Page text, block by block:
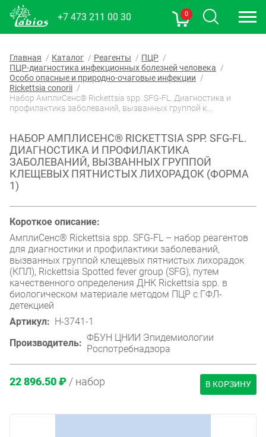
+7 473 211 00 30 0
Главная Каталог Реагенты
ПЦР
ПЦР-диагностика инфекционных болезней человека
Особо опасные и природно-очаговые инфекции
Rickettsia conorii
Набор АмплиСенс® Rickettsia spp. SFG-FL. Диагностика и
профилактика заболеваний, вызванных группой к...
НАБОР АМПЛИСЕНС® RICKETTSIA SPP. SFG-FL.
ДИАГНОСТИКА И ПРОФИЛАКТИКА
ЗАБОЛЕВАНИЙ, ВЫЗВАННЫХ ГРУППОЙ
КЛЕЩЕВЫХ ПЯТНИСТЫХ ЛИХОРАДОК (ФОРМА
1)
Короткое описание:
АмплиСенс® Rickettsia spp. SFG-FL – набор реагентов
для диагностики и профилактики заболеваний,
вызванных группой клещевых пятнистых лихорадок
(КПЛ), Rickettsia Spotted fever group (SFG), путем
качественного определения ДНК Rickettsia spp. в
биологическом материале методом ПЦР с ГФЛ-
детекцией
Артикул: H-3741-1
Производитель: ФБУН ЦНИИ Эпидемиологии
Роспотребнадзора
22 896.50 ₽ / набор В КОРЗИНУ